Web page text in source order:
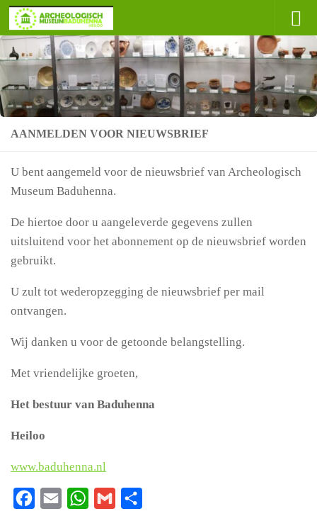
Doorgaan naar inhoud
AANMELDEN VOOR NIEUWSBRIEF
U bent aangemeld voor de nieuwsbrief van Archeologisch
Museum Baduhenna.
De hiertoe door u aangeleverde gegevens zullen
uitsluitend voor het abonnement op de nieuwsbrief worden
gebruikt.
U zult tot wederopzegging de nieuwsbrief per mail
ontvangen.
Wij danken u voor de getoonde belangstelling.
Met vriendelijke groeten,
Het bestuur van Baduhenna
Heiloo
www.baduhenna.nl
Facebook
Email WhatsApp
Gmail